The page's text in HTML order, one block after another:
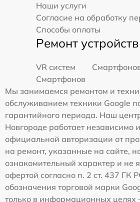
Наши услуги
Согласие на обработку
Способы оплаты
Ремонт устройств
VR систем
Смартфонов
Мы занимаемся ремонтом и
обслуживанием техники Google
гарантийного периода. Наш
Новгороде работает независимо
официальной авторизации от
на ремонт, указанные на сайте,
ознакомительный характер и не
офертой согласно п. 2 ст. 437 ГК
обозначения торговой марки
только в информационных целях